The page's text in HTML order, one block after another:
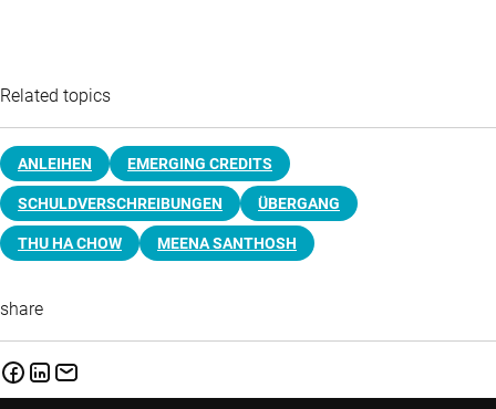
Related topics
ANLEIHEN EMERGING CREDITS
SCHULDVERSCHREIBUNGEN ÜBERGANG
THU HA CHOW MEENA SANTHOSH
share